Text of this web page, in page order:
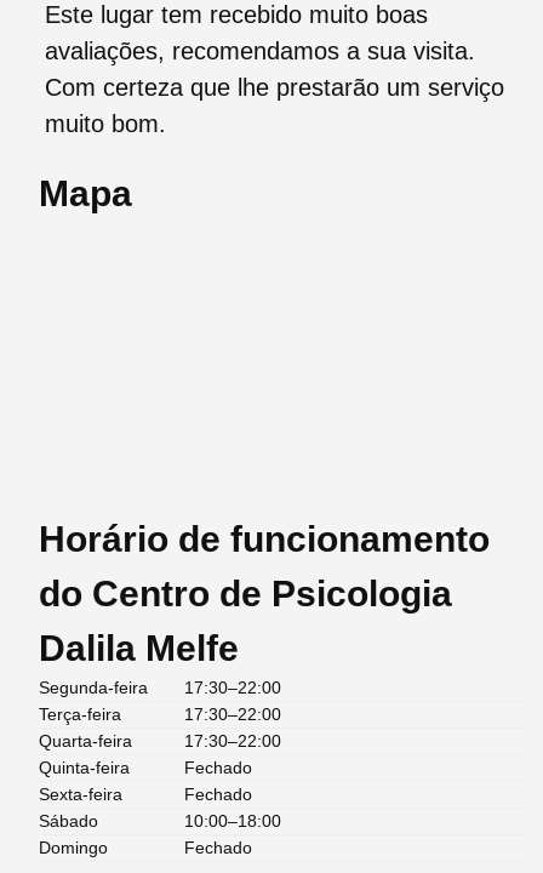
Este lugar tem recebido muito boas
avaliações, recomendamos a sua visita.
Com certeza que lhe prestarão um serviço
muito bom.
Mapa
Horário de funcionamento
do Centro de Psicologia
Dalila Melfe
Segunda-feira
17:30–22:00
Terça-feira
17:30–22:00
Quarta-feira
17:30–22:00
Quinta-feira
Fechado
Sexta-feira
Fechado
Sábado
10:00–18:00
Domingo
Fechado